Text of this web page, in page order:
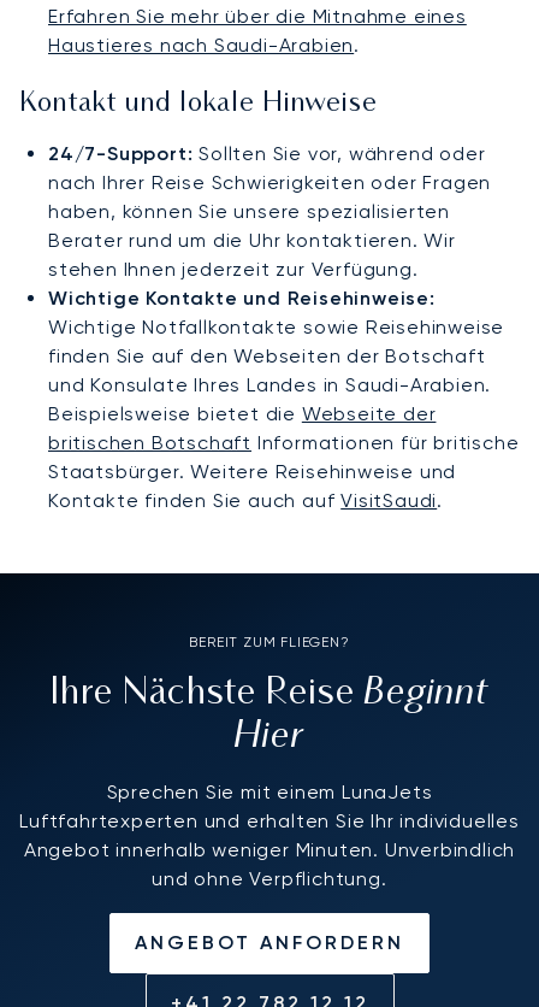
Erfahren Sie mehr über die Mitnahme eines
Haustieres nach Saudi-Arabien.
Kontakt und lokale Hinweise
24/7-Support:Sollten Sie vor, während oder
nach Ihrer Reise Schwierigkeiten oder Fragen
haben, können Sie unsere spezialisierten
Berater rund um die Uhr kontaktieren. Wir
stehen Ihnen jederzeit zur Verfügung.
Wichtige Kontakte und Reisehinweise:
Wichtige Notfallkontakte sowie Reisehinweise
finden Sie auf den Webseiten der Botschaft
und Konsulate Ihres Landes in Saudi-Arabien.
Beispielsweise bietet die Webseite der
britischen Botschaft Informationen für britische
Staatsbürger. Weitere Reisehinweise und
Kontakte finden Sie auch aufVisitSaudi.
BEREIT ZUM FLIEGEN?
Ihre Nächste ReiseBeginnt
Hier
Sprechen Sie mit einem LunaJets
Luftfahrtexperten und erhalten Sie Ihr individuelles
Angebot innerhalb weniger Minuten. Unverbindlich
und ohne Verpflichtung.
ANGEBOT ANFORDERN
+41 22 782 12 12